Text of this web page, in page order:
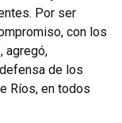
Por ser
con los
agregó,
de los
Ríos, en todos